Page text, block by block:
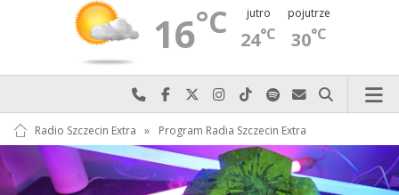
16°C jutro
24°C
pojutrze
30°C
Najlepiej po prostu do nas zadzwoń
Odwiedź nas na Facebook-u
Odwiedź nas na X
Odwiedź nas na Instagram-ie
Odwiedź nas na TikTok-u
Szukaj nas na Spotify
Wyślij do nas
Szukaj
Radio Szczecin Extra » Program Radia Szczecin Extra